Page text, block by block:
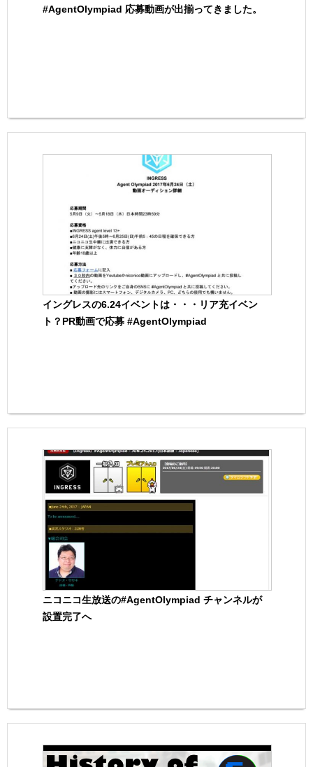
#AgentOlympiad 応募動画が出揃ってきました。
イングレスの6.24イベントは・・・リア充イベン
ト？PR動画で応募 #AgentOlympiad
ニコニコ生放送の#AgentOlympiad チャンネルが
設置完了へ